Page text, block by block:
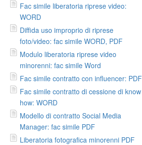
Fac simile liberatoria riprese video:
WORD
Diffida uso improprio di riprese
foto/video: fac simile WORD, PDF
Modulo liberatoria riprese video
minorenni: fac simile Word
Fac simile contratto con influencer: PDF
Fac simile contratto di cessione di know
how: WORD
Modello di contratto Social Media
Manager: fac simile PDF
Liberatoria fotografica minorenni PDF